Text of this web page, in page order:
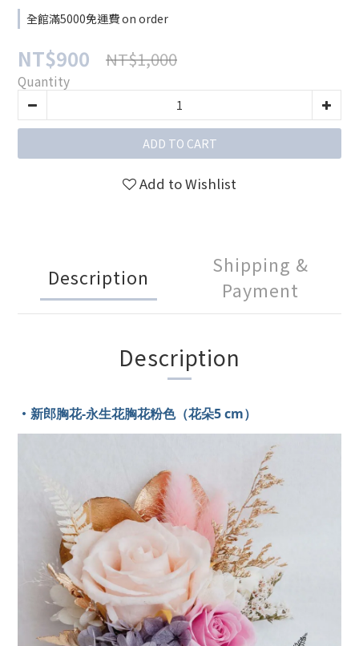
全館滿5000免運費 on order
NT$900 NT$1,000
Quantity
ADD TO CART
Add to Wishlist
Description
Shipping &
Payment
Description
• 新郎胸花-永生花胸花粉色（花朵5 cm）